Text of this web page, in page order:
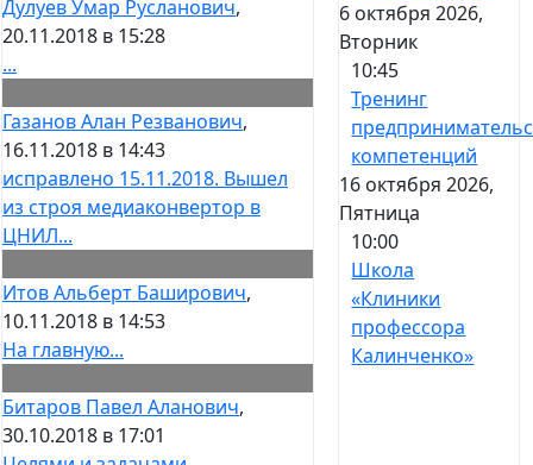
Дулуев Умар Русланович,
20.11.2018 в 15:28
...
Газанов Алан Резванович,
16.11.2018 в 14:43
исправлено 15.11.2018. Вышел
из строя медиаконвертор в
ЦНИЛ...
Итов Альберт Баширович,
10.11.2018 в 14:53
На главную...
Битаров Павел Аланович,
30.10.2018 в 17:01
6 октября 2026,
Вторник
10:45
Тренинг
компетенций
16 октября 2026,
Пятница
10:00
Школа
«Клиники
профессора
Калинченко»